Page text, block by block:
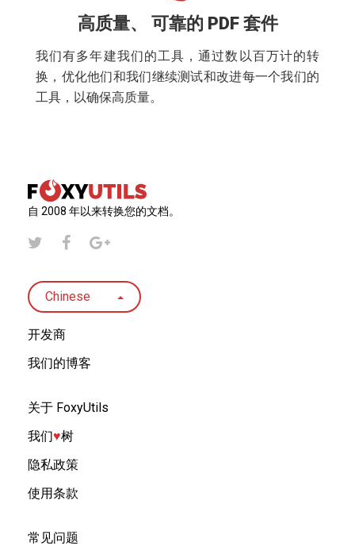
高质量、 可靠的 PDF 套件
我们有多年建我们的工具，通过数以百万计的转
换，优化他们和我们继续测试和改进每一个我们的
工具，以确保高质量。
自 2008 年以来转换您的文档。
Chinese
开发商
我们的博客
关于 FoxyUtils
我们♥︎树
隐私政策
使用条款
常见问题